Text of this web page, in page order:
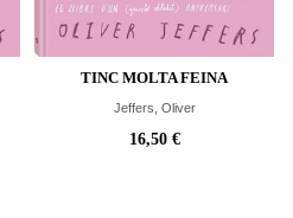
TINC MOLTA FEINA
Jeffers, Oliver
16,50 €